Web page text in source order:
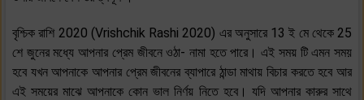
বৃশ্চিক রাশি 2020 (Vrishchik Rashi 2020) এর অনুসারে 13 ই মে থেকে 25
শে জুনের মধ্যে আপনার প্রেম জীবনে ওঠা- নামা হতে পারে। এই সময় টি এমন সময়
হবে যখন আপনাকে আপনার প্রেম জীবনের ব্যাপারে ঠান্ডা মাথায় বিচার করতে হবে আর
এই সময়ের মাঝে আপনাকে কোন ভাল নির্ণয় নিতে হবে। যদি আপনার কারুর সাথে